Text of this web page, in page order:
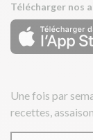
Télécharger nos
Une fois par
recettes,